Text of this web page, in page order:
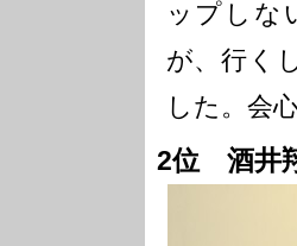
ップしな
が、行く
した。会
2位 酒井